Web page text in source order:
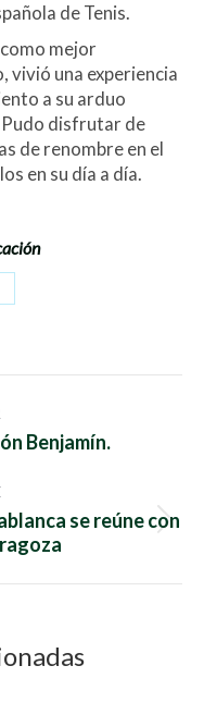
de Tenis.
mejor
vivió una experiencia
a su arduo
disfrutar de
de renombre en el
en su día a día.
Benjamín.
se reúne con